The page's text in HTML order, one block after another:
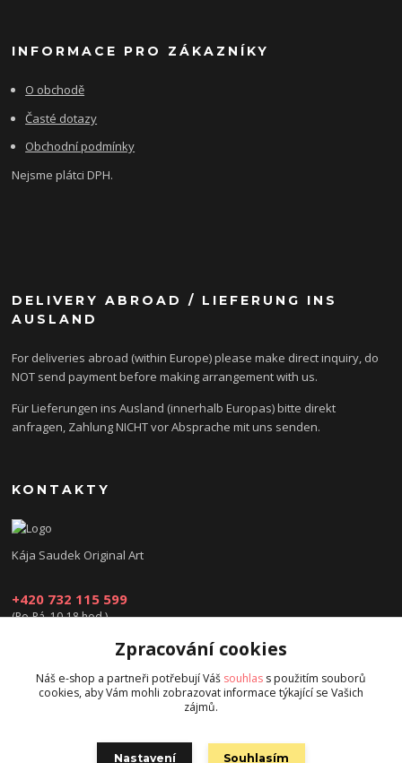
INFORMACE PRO ZÁKAZNÍKY
O obchodě
Časté dotazy
Obchodní podmínky
Nejsme plátci DPH.
DELIVERY ABROAD / LIEFERUNG INS
AUSLAND
For deliveries abroad (within Europe) please make direct inquiry, do
NOT send payment before making arrangement with us.
Für Lieferungen ins Ausland (innerhalb Europas) bitte direkt
anfragen, Zahlung NICHT vor Absprache mit uns senden.
KONTAKTY
Kája Saudek Original Art
+420 732 115 599
(Po-Pá, 10-18 hod.)
obchod@kajasaudek.cz
Zpracování cookies
Náš e-shop a partneři potřebují Váš souhlas s použitím souborů
cookies, aby Vám mohli zobrazovat informace týkající se Vašich
zájmů.
Nastavení Souhlasím